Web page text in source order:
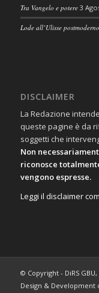
Tra Vangelo e potere 3
Lode all’Ulisse
DISCLAIMER
La Redazione
queste pagine è da
soggetti che
Non
riconosce
vengono espresse.
Leggi il disclaimer
© Copyright - DiRS
Design & Development